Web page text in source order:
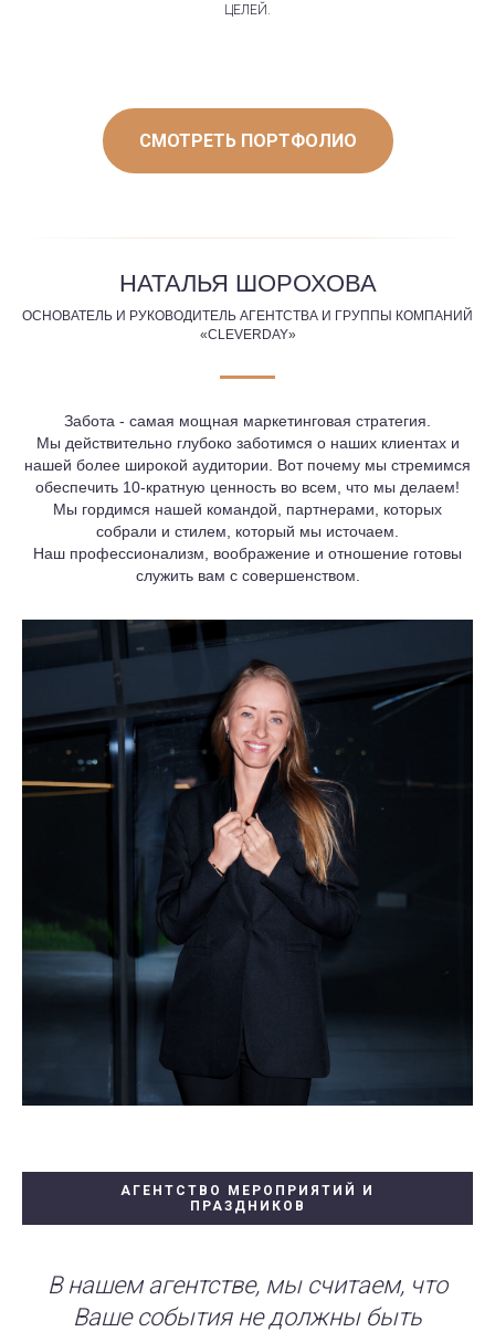
ЦЕЛЕЙ.
СМОТРЕТЬ ПОРТФОЛИО
НАТАЛЬЯ ШОРОХОВА
ОСНОВАТЕЛЬ И РУКОВОДИТЕЛЬ АГЕНТСТВА И ГРУППЫ КОМПАНИЙ
«CLEVERDAY»
Забота - самая мощная маркетинговая стратегия.
Мы действительно глубоко заботимся о наших клиентах и
нашей более широкой аудитории. Вот почему мы стремимся
обеспечить 10-кратную ценность во всем, что мы делаем!
Мы гордимся нашей командой, партнерами, которых
собрали и стилем, который мы источаем.
Наш профессионализм, воображение и отношение готовы
служить вам с совершенством.
АГЕНТСТВО МЕРОПРИЯТИЙ И
ПРАЗДНИКОВ
В нашем агентстве, мы считаем, что
Ваше события не должны быть